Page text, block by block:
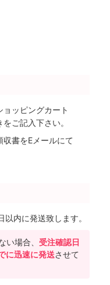
ッピングカート
ご記入下さい。
書をEメールにて
内に発送致します。
場合、 受注確認日
に迅速に発送させて